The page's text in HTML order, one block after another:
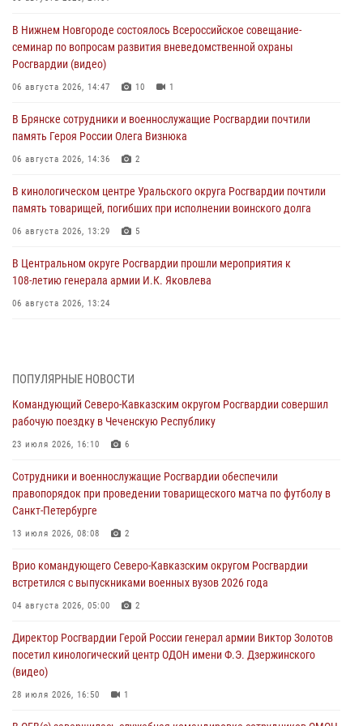
В Нижнем Новгороде состоялось Всероссийское совещание-
семинар по вопросам развития вневедомственной охраны
Росгвардии (видео)
06 августа 2026, 14:47 10 1
В Брянске сотрудники и военнослужащие Росгвардии почтили
память Героя России Олега Визнюка
06 августа 2026, 14:36 2
В кинологическом центре Уральского округа Росгвардии почтили
память товарищей, погибших при исполнении воинского долга
06 августа 2026, 13:29 5
В Центральном округе Росгвардии прошли мероприятия к
108‑летию генерала армии И.К. Яковлева
06 августа 2026, 13:24
06 августа 2026, 12:35 1
Росгвардейцы провели выставку вооружения для участников сбора
«Гвардеец» в Пензе (видео)
06 августа 2026, 12:00
В Курске росгвардейцы приняли участие в митинге, посвященном
второй годовщине вторжения ВСУ на территорию области
06 августа 2026, 11:56
угрожавшего подростку травматическим пистолетом
06 августа 2026, 11:33
крупная нарколаборатория
ПОПУЛЯРНЫЕ НОВОСТИ
Командующий Северо-Кавказским округом Росгвардии совершил
рабочую поездку в Чеченскую Республику
23 июля 2026, 16:10 6
Сотрудники и военнослужащие Росгвардии обеспечили
правопорядок при проведении товарищеского матча по футболу в
Санкт-Петербурге
13 июля 2026, 08:08 2
Врио командующего Северо-Кавказским округом Росгвардии
встретился с выпускниками военных вузов 2026 года
04 августа 2026, 05:00 2
Директор Росгвардии Герой России генерал армии Виктор Золотов
посетил кинологический центр ОДОН имени Ф.Э. Дзержинского
(видео)
28 июля 2026, 16:50 1